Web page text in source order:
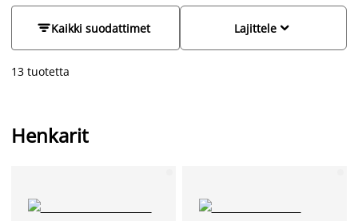
muovihenkarit ja vaatehenkarit sekä vaatepuut edullisesti niin
puisina, metallisina, muovisina että samettipäällysteisinä.
Kaikki suodattimet 
Lajittele
13 tuotetta
Henkarit